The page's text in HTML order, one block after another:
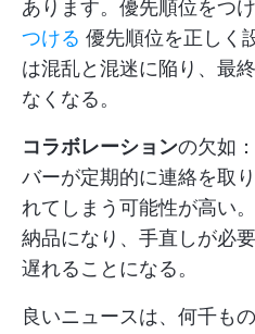
あります。優先順位をつ
つける 優先順位を正しく
は混乱と混迷に陥り、最
なくなる。
コラボレーションの欠如
バーが定期的に連絡を取
れてしまう可能性が高い
納品になり、手直しが必
遅れることになる。
良いニュースは、何千も